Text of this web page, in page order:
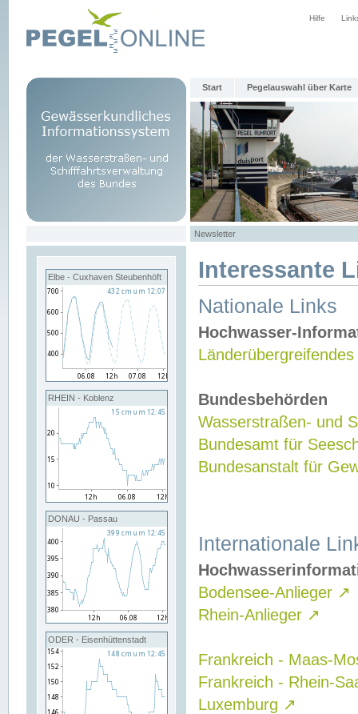
Hilfe
Start Pegelauswahl über Karte
Newsletter
Elbe - Cuxhaven Steubenhöft
RHEIN - Koblenz
DONAU - Passau
ODER - Eisenhüttenstadt
Interessante
Nationale Links
Hochwasser-
Bundesbehörden
Wasserstraßen- und
Bundesamt für
Bundesanstalt für
Internationale
Bodensee-Anlieger ↗
Rhein-Anlieger ↗
Frankreich - Maas-
Frankreich - Rhein-
Luxemburg ↗